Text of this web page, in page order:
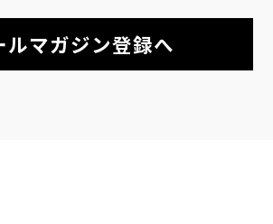
ルマガジン登録へ